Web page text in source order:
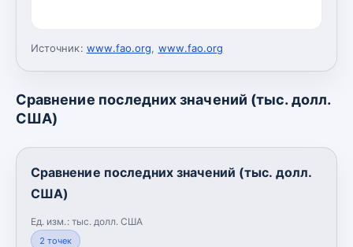
Источник: www.fao.org, www.fao.org
Сравнение последних значений (тыс. долл.
США)
Сравнение последних значений (тыс. долл.
США)
Ед. изм.: тыс. долл. США
2 точек